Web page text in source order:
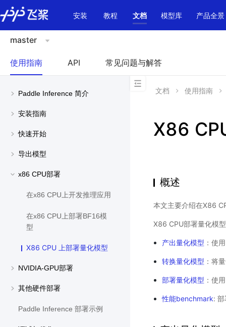
\u200E
安装
教程 文档 模型库 产品全景
master
使用指南 API 常见问题与解答
Paddle Inference 简介
安装指南
快速开始
导出模型
x86 CPU部署
在x86 CPU上开发推理应用
在x86 CPU上部署BF16模
型
X86 CPU 上部署量化模型
NVIDIA-GPU部署
其他硬件部署
Paddle Inference 部署示例
文档 使用指南
X86
概述
本文主要介绍在X86
X86 CPU部署量化模
产出量化模型 ：使
转换量化模型 ：将
部署量化模型 ：使
性能benchmark: